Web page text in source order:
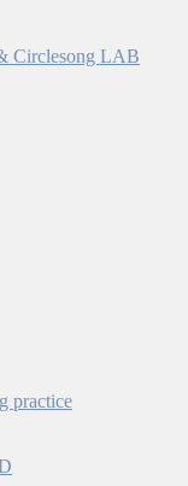
Circlesong LAB
practice